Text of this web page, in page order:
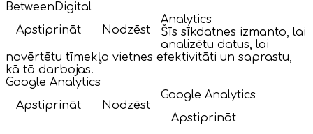
BetweenDigital
Apstiprināt
Nodzēst
Analytics
Šīs sīkdatnes izmanto, lai
analizētu datus, lai
novērtētu tīmekļa vietnes efektivitāti un saprastu,
kā tā darbojas.
Google Analytics
Apstiprināt
Nodzēst
Google Analytics
Apstiprināt